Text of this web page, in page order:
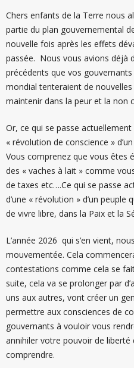
Chers enfants de la Terre nous
partie du plan gouvernemental
nouvelle fois après les effets
passée. Nous vous avions déjà
précédents que vos
mondial tenteraient de
maintenir dans la peur et la non
Or, ce qui se passe
« révolution de conscience »
Vous comprenez que vous êtes
des « vaches à lait » comme
de taxes etc….Ce qui se passe
d’une « révolution » d’un peuple
de vivre libre, dans la Paix et la
L’année 2026 qui s’en vient,
mouvementée. Cela
contestations comme cela se
suite, cela va se prolonger par
uns aux autres, vont créer un
permettre aux consciences de
gouvernants à vouloir vous
annihiler votre pouvoir de liberté
comprendre.